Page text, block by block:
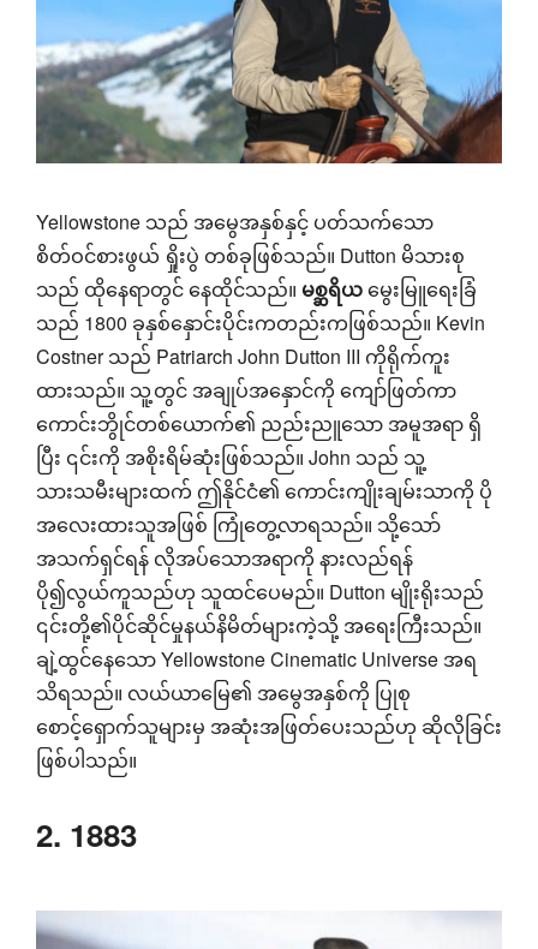
Yellowstone သည် အမွေအနှစ်နှင့် ပတ်သက်သော
စိတ်ဝင်စားဖွယ် ရှိုးပွဲ တစ်ခုဖြစ်သည်။ Dutton မိသားစု
သည် ထိုနေရာတွင် နေထိုင်သည်။ မစ္ဆရိယမွေးမြူရေးခြံ
သည် 1800 ခုနှစ်နှောင်းပိုင်းကတည်းကဖြစ်သည်။ Kevin
Costner သည် Patriarch John Dutton III ကိုရိုက်ကူး
ထားသည်။ သူ့တွင် အချုပ်အနှောင်ကို ကျော်ဖြတ်ကာ
ကောင်းဘွိုင်တစ်ယောက်၏ ညည်းညူသော အမူအရာ ရှိ
ပြီး ၎င်းကို အစိုးရိမ်ဆုံးဖြစ်သည်။ John သည် သူ့
သားသမီးများထက် ဤနိုင်ငံ၏ ကောင်းကျိုးချမ်းသာကို ပို
အလေးထားသူအဖြစ် ကြုံတွေ့လာရသည်။ သို့သော်
အသက်ရှင်ရန် လိုအပ်သောအရာကို နားလည်ရန်
ပို၍လွယ်ကူသည်ဟု သူထင်ပေမည်။ Dutton မျိုးရိုးသည်
၎င်းတို့၏ပိုင်ဆိုင်မှုနယ်နိမိတ်များကဲ့သို့ အရေးကြီးသည်။
ချဲ့ထွင်နေသော Yellowstone Cinematic Universe အရ
သိရသည်။ လယ်ယာမြေ၏ အမွေအနှစ်ကို ပြုစု
စောင့်ရှောက်သူများမှ အဆုံးအဖြတ်ပေးသည်ဟု ဆိုလိုခြင်း
ဖြစ်ပါသည်။
2. 1883